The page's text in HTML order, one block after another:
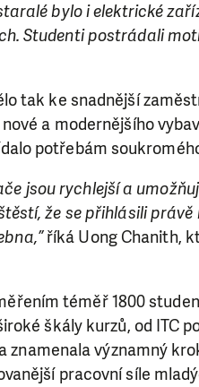
bylo i elektrické
Studenti postrádali
tak ke snadnější
a modernějšího
potřebám
jsou rychlejší a
že se přihlásili právě
říká Uong Chanith,
téměř 1800
škály kurzů, od ITC
znamenala významný
pracovní síle